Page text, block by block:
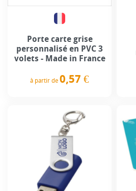
Porte carte grise
personnalisé en PVC 3
volets - Made in France
à partir de 0,57 €